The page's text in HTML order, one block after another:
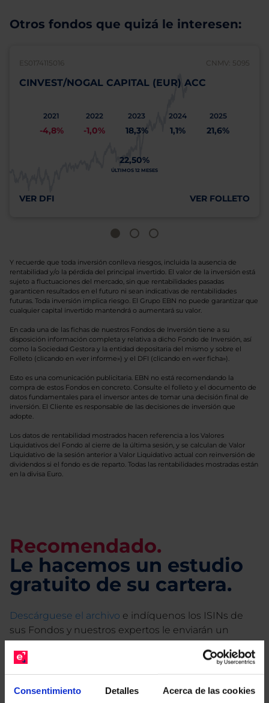
Consentimiento Detalles Acerca de las cookies
Otros fondos que quizá le interesen:
ES0174115016 CNMV: 5095
CINVEST/NOGAL CAPITAL (EUR) ACC
2021
-4,8%
2022
-1,0%
2023
18,3%
2024
1,1%
2025
21,6%
22,50%
ÚLTIMOS 12 MESES
VER DFI VER FOLLETO
Y recuerde que toda inversión conlleva riesgos, incluida la ausencia de
rentabilidad y/o la pérdida del principal invertido. El valor de la inversión está
sujeto a fluctuaciones del mercado, sin que rentabilidades pasadas
garanticen resultados en el futuro ni sean indicativas de rentabilidades
futuras. Toda inversión implica riesgo. El Grupo EBN no puede garantizar que
cualquier capital invertido mantendrá o aumentará su valor.
En cada una de las fichas de nuestros Fondos de Inversión tiene a su
disposición información completa y relativa a dicho Fondo de Inversión, así
como la Sociedad Gestora y la entidad depositaria del mismo y sobre el
Folleto (clicando en «ver informe») y el DFI (clicando en «ver ficha»).
Esto es una comunicación publicitaria. EBN no está recomendando la
compra de estos Fondos en concreto. Consulte el folleto y el documento de
datos fundamentales para el inversor antes de tomar una decisión final de
inversión. El Cliente es responsable de las decisiones de inversión que
adopte.
Los datos de rentabilidad mostrados hacen referencia a los Valores
Liquidativos del Fondo al cierre de la última sesión, y se calculan de Valor
Liquidativo de la sesión anterior a Valor Liquidativo actual con reinversión de
dividendos si el fondo es de reparto. Todas las rentabilidades mostradas están
en la divisa Euro.
Recomendado.
Le hacemos un estudio
gratuito de su cartera.
Descárguese el archivo e indíquenos los ISINs de
sus Fondos y nuestros expertos le enviarán un
estudio gratuito de sus alternativas de Clases
Limpias con las que podrá ahorrar en sus costes.